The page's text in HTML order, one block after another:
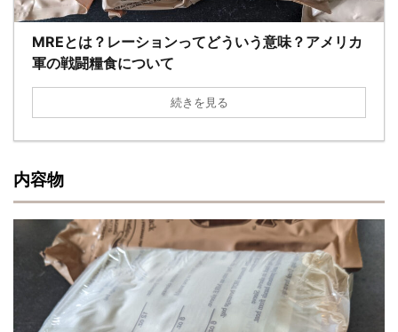
MREとは？レーションってどういう意味？アメリカ
軍の戦闘糧食について
続きを見る
内容物